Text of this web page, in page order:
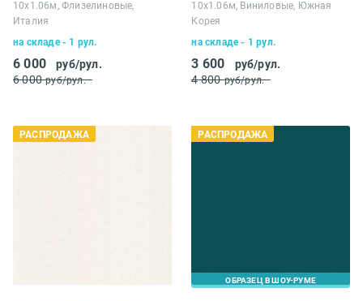
10х1.06м, Флизелиновые,
Италия
на складе - 1 рул.
6 000
руб/рул.
6 000 руб/рул.
10х1.06м, Виниловые, Южная
Корея
на складе - 1 рул.
3 600
руб/рул.
4 800 руб/рул.
РАСПРОДАЖА РАСПРОДАЖА
ОБРАЗЕЦ В ШОУ-РУМЕ